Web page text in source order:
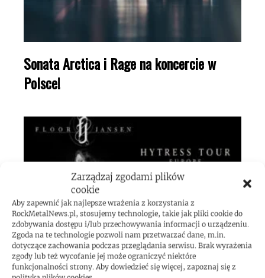
Zarządzaj zgodami plików
cookie
Aby zapewnić jak najlepsze wrażenia z korzystania z
RockMetalNews.pl, stosujemy technologie, takie jak pliki cookie do
zdobywania dostępu i/lub przechowywania informacji o urządzeniu.
Zgoda na te technologie pozwoli nam przetwarzać dane, m.in.
dotyczące zachowania podczas przeglądania serwisu. Brak wyrażenia
zgody lub też wycofanie jej może ograniczyć niektóre
funkcjonalności strony. Aby dowiedzieć się więcej, zapoznaj się z
Sonata Arctica i Rage na koncercie w
Polsce!
Floor Jansen w Polsce!